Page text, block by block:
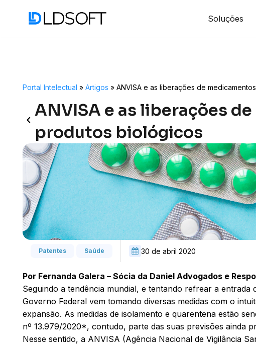
Soluções
Portal Intelectual » Artigos » ANVISA e as liberações de
keyboard_arrow_left ANVISA e as liberações
produtos biológicos
Patentes Saúde 30 de abril 2020
Por Fernanda Galera – Sócia da Daniel Advogados e
Seguindo a tendência mundial, e tentando refrear a
Governo Federal vem tomando diversas medidas com o
expansão. As medidas de isolamento e quarentena estão
nº 13.979/2020*, contudo, parte das suas previsões ainda
Nesse sentido, a ANVISA (Agência Nacional de Vigilância